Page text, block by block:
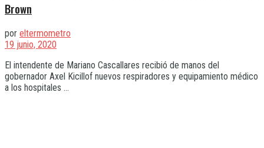
Brown
por eltermometro
19 junio, 2020
El intendente de Mariano Cascallares recibió de manos del
gobernador Axel Kicillof nuevos respiradores y equipamiento médico
a los hospitales ...